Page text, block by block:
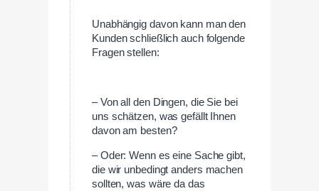
Unabhängig davon kann man den
Kunden schließlich auch folgende
Fragen stellen:
– Von all den Dingen, die Sie bei
uns schätzen, was gefällt Ihnen
davon am besten?
– Oder: Wenn es eine Sache gibt,
die wir unbedingt anders machen
sollten, was wäre da das